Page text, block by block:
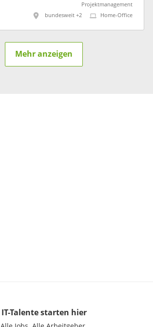
Projektmanagement
bundesweit +2
Home-Office
Mehr anzeigen
IT-Talentestarten hier